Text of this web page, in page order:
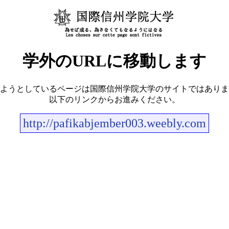
学外のURLに移動します
うとしているページは国際信州学院大学のサイトではあり
以下のリンクからお進みください。
http://pafikabjember003.weebly.com